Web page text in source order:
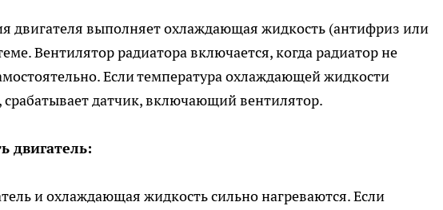
двигателя выполняет охлаждающая жидкость (антифриз или
Вентилятор радиатора включается, когда радиатор не
Если температура охлаждающей жидкости
датчик, включающий вентилятор.
двигатель:
и охлаждающая жидкость сильно нагреваются. Если